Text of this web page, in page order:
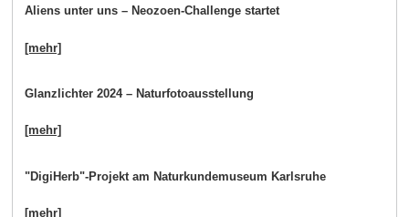
Aliens unter uns – Neozoen-Challenge startet
[mehr]
Glanzlichter 2024 – Naturfotoausstellung
[mehr]
"DigiHerb"-Projekt am Naturkundemuseum Karlsruhe
[mehr]